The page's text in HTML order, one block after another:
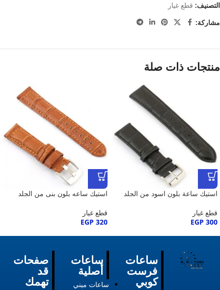
التصنيف: قطع غيار
مشاركة:
منتجات ذات صلة
استيك ساعة بلون اسود من الجلد
قطع غيار
EGP 300
استيك ساعه بلون بنى من الجلد
قطع غيار
EGP 320
صفحات
قد
تهمك
ساعات
أصلية
ساعات ميني
ساعات
فرست
كوبي